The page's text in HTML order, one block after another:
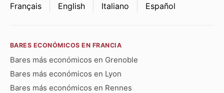
Français English Italiano Español
BARES ECONÓMICOS EN FRANCIA
Bares más económicos en Grenoble
Bares más económicos en Lyon
Bares más económicos en Rennes